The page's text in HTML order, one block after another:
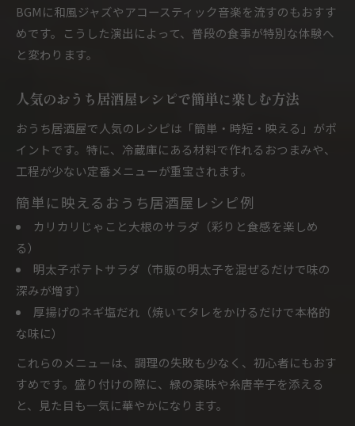
現
人気居酒屋メニューのアレンジ術を伝授
おうち居酒屋で使える簡単調理テクニック集
BGMに和風ジャズやアコースティック音楽を流すのもおすす
めです。こうした演出によって、普段の食事が特別な体験へ
と変わります。
人気のおうち居酒屋レシピで簡単に楽しむ方法
おうち居酒屋で人気のレシピは「簡単・時短・映える」がポ
イントです。特に、冷蔵庫にある材料で作れるおつまみや、
工程が少ない定番メニューが重宝されます。
簡単に映えるおうち居酒屋レシピ例
カリカリじゃこと大根のサラダ（彩りと食感を楽しめ
る）
明太子ポテトサラダ（市販の明太子を混ぜるだけで味の
深みが増す）
厚揚げのネギ塩だれ（焼いてタレをかけるだけで本格的
な味に）
これらのメニューは、調理の失敗も少なく、初心者にもおす
すめです。盛り付けの際に、緑の薬味や糸唐辛子を添える
と、見た目も一気に華やかになります。